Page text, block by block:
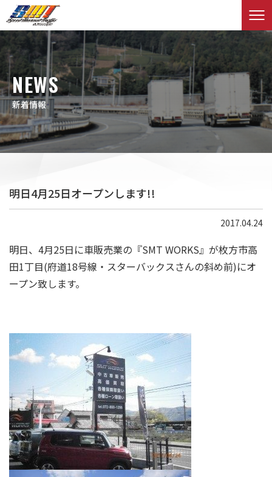
NEWS
新着情報
明日4月25日オープンします!!
2017.04.24
明日、4月25日に車販売業の『SMT WORKS』が枚方市高
田1丁目(府道18号線・スターバックスさんの斜め前)にオ
ープン致します。